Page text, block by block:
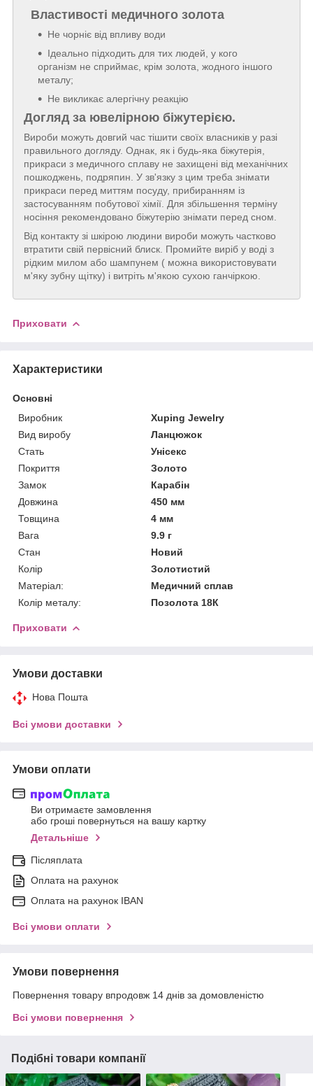
Властивості медичного золота
Не чорніє від впливу води
Ідеально підходить для тих людей, у кого
організм не сприймає, крім золота, жодного іншого
металу;
Не викликає алергічну реакцію
Догляд за ювелірною біжутерією.
Вироби можуть довгий час тішити своїх власників у разі
правильного догляду. Однак, як і будь-яка біжутерія,
прикраси з медичного сплаву не захищені від механічних
пошкоджень, подряпин. У зв'язку з цим треба знімати
прикраси перед миттям посуду, прибиранням із
застосуванням побутової хімії. Для збільшення терміну
носіння рекомендовано біжутерію знімати перед сном.
Від контакту зі шкірою людини вироби можуть частково
втратити свій первісний блиск. Промийте виріб у воді з
рідким милом або шампунем ( можна використовувати
м'яку зубну щітку) і витріть м'якою сухою ганчіркою.
Приховати
Характеристики
Основні
Виробник
Xuping Jewelry
Вид виробу
Ланцюжок
Стать
Унісекс
Покриття
Золото
Замок
Карабін
Довжина
450 мм
Товщина
4 мм
Вага
9.9 г
Стан
Новий
Колір
Золотистий
Матеріал:
Медичний сплав
Колір металу:
Позолота 18К
Приховати
Умови доставки
Нова Пошта
Всі умови доставки
Умови оплати
Ви отримаєте замовлення
або гроші повернуться на вашу картку
Детальніше
Післяплата
Оплата на рахунок
Оплата на рахунок IBAN
Всі умови оплати
Умови повернення
Повернення товару впродовж 14 днів за домовленістю
Всі умови повернення
Подібні товари компанії